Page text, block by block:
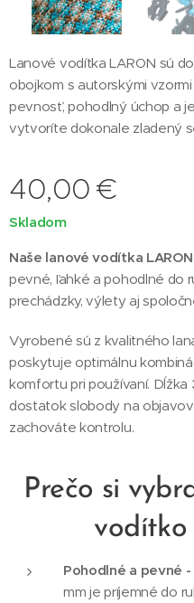
Lanové vodítka LARON sú
obojkom s autorskými
pevnosť, pohodlný úchop a
vytvoríte dokonale zladený
40,00 €
Skladom
Naše lanové vodítka
pevné, ľahké a pohodlné do
prechádzky, výlety aj
Vyrobené sú z kvalitného
poskytuje optimálnu
komfortu pri používaní. Dĺžka
dostatok slobody na
zachováte kontrolu.
Prečo si
vodítko
Pohodlné a pevné -
mm je príjemné do